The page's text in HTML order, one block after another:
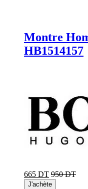
Montre
HB1514157
665 DT 950 DT
J'achète